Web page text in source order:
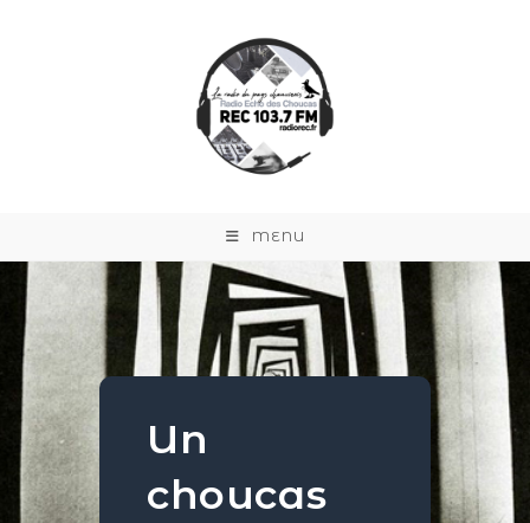
MENU
Un
choucas